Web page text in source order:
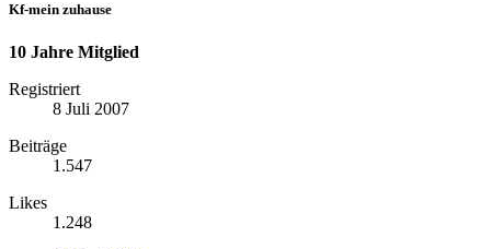
Kf-mein zuhause
10 Jahre Mitglied
Registriert
8 Juli 2007
Beiträge
1.547
Likes
1.248